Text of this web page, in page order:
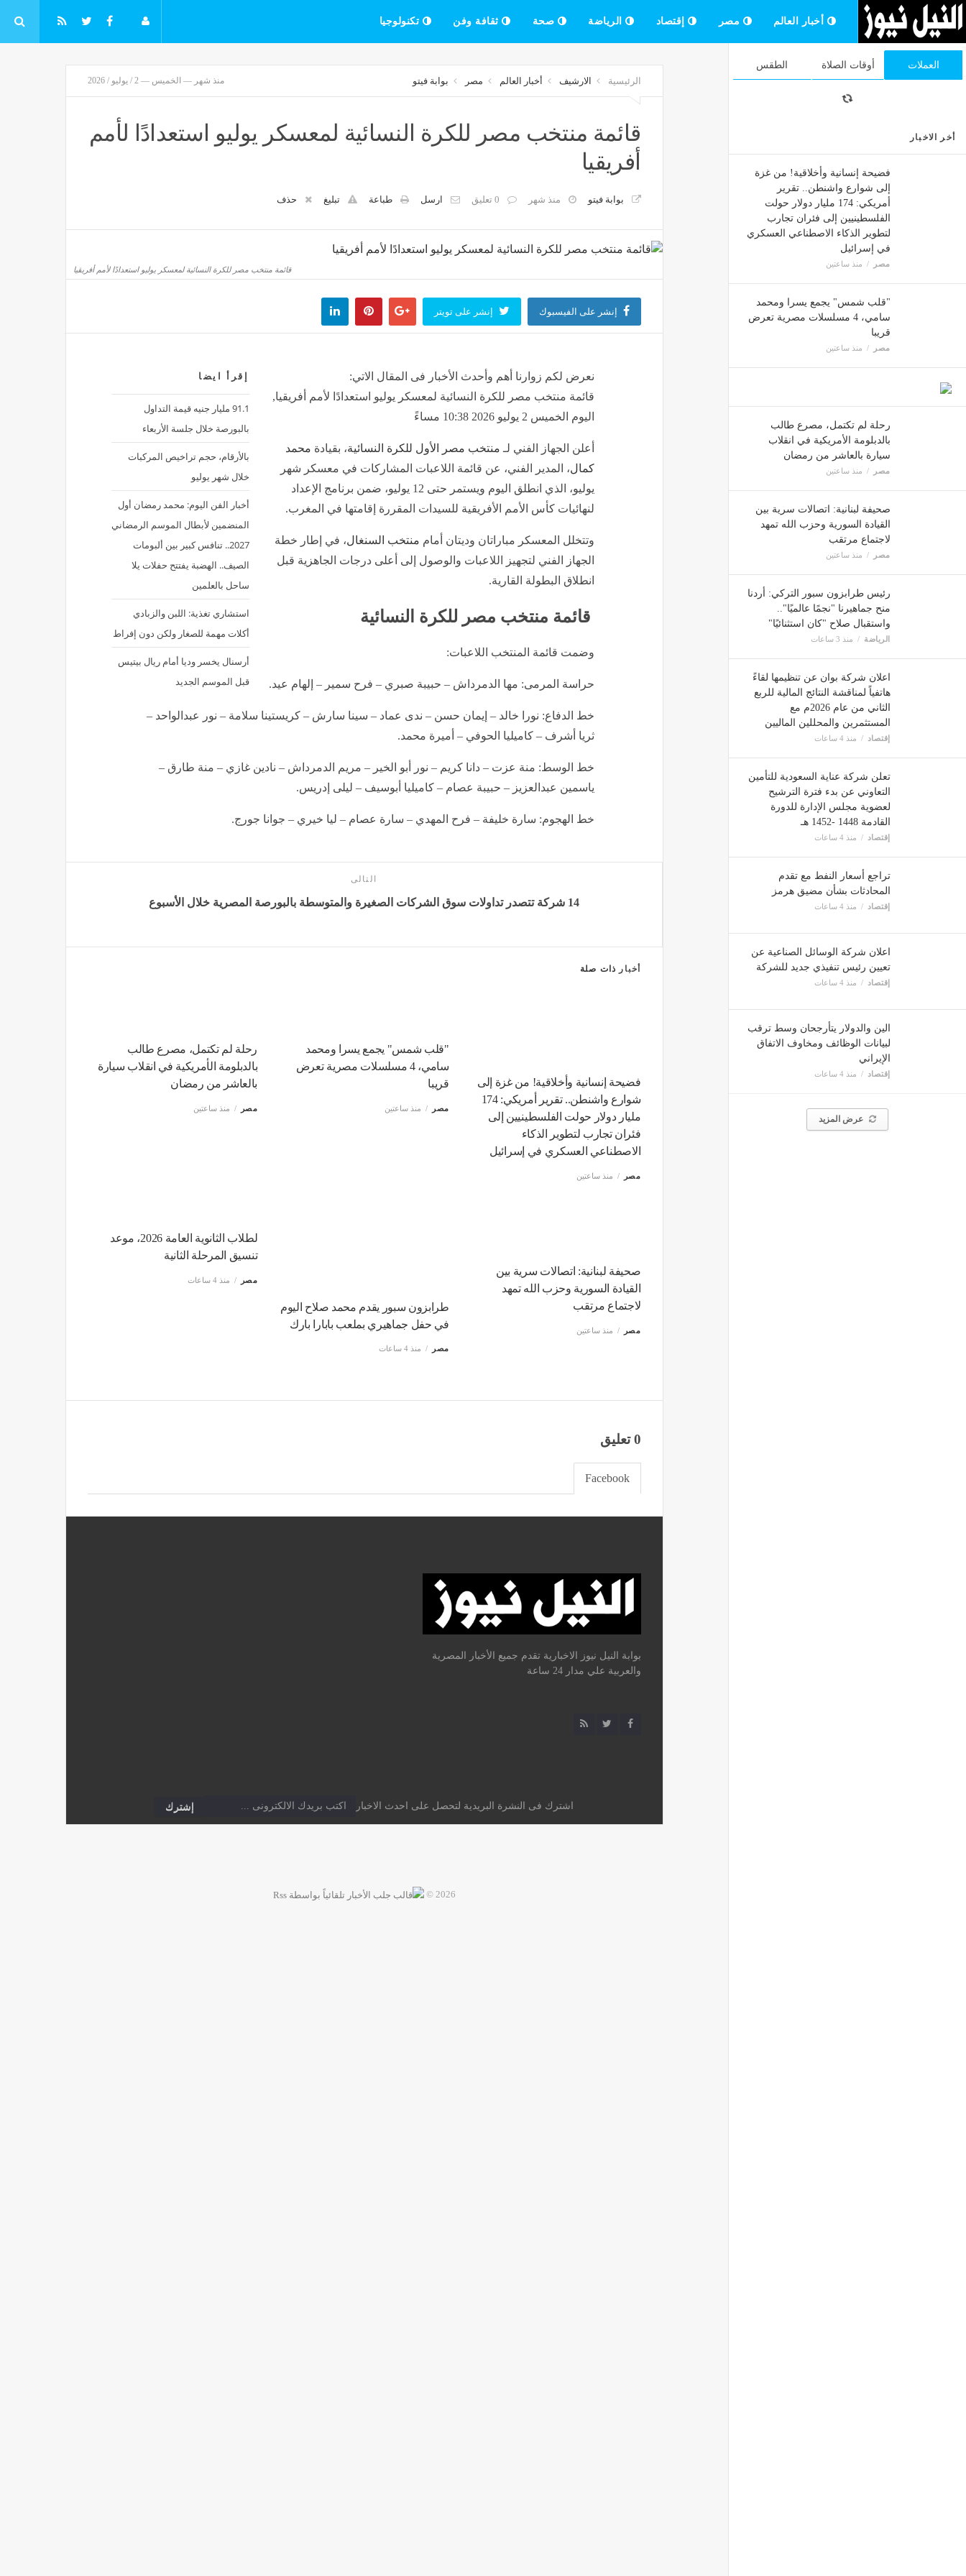
أخبار العالم مصر إقتصاد الرياضة صحة ثقافة وفن تكنولوجيا
العملات أوقات الصلاة الطقس
أخر الاخبار
فضيحة إنسانية وأخلاقية! من غزة
إلى شوارع واشنطن.. تقرير
أمريكي: 174 مليار دولار حولت
الفلسطينيين إلى فئران تجارب
لتطوير الذكاء الاصطناعي العسكري
في إسرائيل
مصر منذ ساعتين
"قلب شمس" يجمع يسرا ومحمد
سامي، 4 مسلسلات مصرية تعرض
قريبا
مصر منذ ساعتين
رحلة لم تكتمل، مصرع طالب
بالدبلومة الأمريكية في انقلاب
سيارة بالعاشر من رمضان
مصر منذ ساعتين
صحيفة لبنانية: اتصالات سرية بين
القيادة السورية وحزب الله تمهد
لاجتماع مرتقب
مصر منذ ساعتين
رئيس طرابزون سبور التركي: أردنا
منح جماهيرنا "نجمًا عالميًا"..
واستقبال صلاح "كان استثنائيًا"
الرياضة منذ 3 ساعات
اعلان شركة بوان عن تنظيمها لقاءً
هاتفياً لمناقشة النتائج المالية للربع
الثاني من عام 2026م مع
المستثمرين والمحللين الماليين
إقتصاد منذ 4 ساعات
تعلن شركة عناية السعودية للتأمين
التعاوني عن بدء فترة الترشيح
لعضوية مجلس الإدارة للدورة
القادمة 1448 -1452 هـ
إقتصاد منذ 4 ساعات
تراجع أسعار النفط مع تقدم
المحادثات بشأن مضيق هرمز
إقتصاد منذ 4 ساعات
اعلان شركة الوسائل الصناعية عن
تعيين رئيس تنفيذي جديد للشركة
إقتصاد منذ 4 ساعات
الين والدولار يتأرجحان وسط ترقب
لبيانات الوظائف ومخاوف الاتفاق
الإيراني
إقتصاد منذ 4 ساعات
عرض المزيد
الرئيسية الارشيف أخبار العالم مصر بوابة فيتو منذ شهر — الخميس — 2 / يوليو / 2026
قائمة منتخب مصر للكرة النسائية لمعسكر يوليو استعدادًا لأمم
أفريقيا
بوابة فيتو منذ شهر 0 تعليق ارسل طباعة تبليغ حذف
قائمة منتخب مصر للكرة النسائية لمعسكر يوليو استعدادًا لأمم أفريقيا
إنشر على الفيسبوك إنشر على تويتر
إقرأ ايضا
91.1 مليار جنيه قيمة التداول
بالبورصة خلال جلسة الأربعاء
بالأرقام، حجم تراخيص المركبات
خلال شهر يوليو
أخبار الفن اليوم: محمد رمضان أول
المنضمين لأبطال الموسم الرمضاني
2027.. تنافس كبير بين ألبومات
الصيف.. الهضبة يفتتح حفلات يلا
ساحل بالعلمين
استشاري تغذية: اللبن والزبادي
أكلات مهمة للصغار ولكن دون إفراط
أرسنال يخسر وديا أمام ريال بيتيس
قبل الموسم الجديد
نعرض لكم زوارنا أهم وأحدث الأخبار فى المقال الاتي:
قائمة منتخب مصر للكرة النسائية لمعسكر يوليو استعدادًا لأمم أفريقيا,
اليوم الخميس 2 يوليو 2026 10:38 مساءً
أعلن الجهاز الفني لـ منتخب مصر الأول للكرة النسائية، بقيادة محمد
كمال، المدير الفني، عن قائمة اللاعبات المشاركات في معسكر شهر
يوليو، الذي انطلق اليوم ويستمر حتى 12 يوليو، ضمن برنامج الإعداد
لنهائيات كأس الأمم الأفريقية للسيدات المقررة إقامتها في المغرب.
وتتخلل المعسكر مباراتان وديتان أمام منتخب السنغال، في إطار خطة
الجهاز الفني لتجهيز اللاعبات والوصول إلى أعلى درجات الجاهزية قبل
انطلاق البطولة القارية.
قائمة منتخب مصر للكرة النسائية
وضمت قائمة المنتخب اللاعبات:
حراسة المرمى: مها الدمرداش – حبيبة صبري – فرح سمير – إلهام عيد.
خط الدفاع: نورا خالد – إيمان حسن – ندى عماد – سينا سارش – كريستينا سلامة – نور عبدالواحد –
ثريا أشرف – كاميليا الحوفي – أميرة محمد.
خط الوسط: منة عزت – دانا كريم – نور أبو الخير – مريم الدمرداش – نادين غازي – منة طارق –
ياسمين عبدالعزيز – حبيبة عصام – كاميليا أبوسيف – ليلى إدريس.
خط الهجوم: سارة خليفة – فرح المهدي – سارة عصام – ليا خيري – جوانا جورج.
التالى
14 شركة تتصدر تداولات سوق الشركات الصغيرة والمتوسطة بالبورصة المصرية خلال الأسبوع
أخبار ذات صلة
فضيحة إنسانية وأخلاقية! من غزة إلى
شوارع واشنطن.. تقرير أمريكي: 174
مليار دولار حولت الفلسطينيين إلى
فئران تجارب لتطوير الذكاء
الاصطناعي العسكري في إسرائيل
مصر منذ ساعتين
"قلب شمس" يجمع يسرا ومحمد
سامي، 4 مسلسلات مصرية تعرض
قريبا
مصر منذ ساعتين
رحلة لم تكتمل، مصرع طالب
بالدبلومة الأمريكية في انقلاب سيارة
بالعاشر من رمضان
مصر منذ ساعتين
صحيفة لبنانية: اتصالات سرية بين
القيادة السورية وحزب الله تمهد
لاجتماع مرتقب
مصر منذ ساعتين
طرابزون سبور يقدم محمد صلاح اليوم
في حفل جماهيري بملعب بابارا بارك
مصر منذ 4 ساعات
لطلاب الثانوية العامة 2026، موعد
تنسيق المرحلة الثانية
مصر منذ 4 ساعات
0 تعليق
Facebook
بوابة النيل نيوز الاخبارية تقدم جميع الأخبار المصرية
والعربية علي مدار 24 ساعة
اشترك فى النشرة البريدية لتحصل على احدث الاخبار
2026 ©